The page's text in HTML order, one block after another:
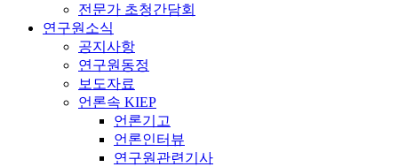
전문가 초청간담회
연구원소식
공지사항
연구원동정
보도자료
언론속 KIEP
언론기고
언론인터뷰
연구원관련기사